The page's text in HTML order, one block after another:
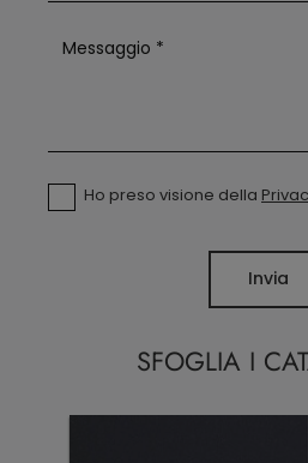
SFOGLIA I
Ho preso visione della
Invia